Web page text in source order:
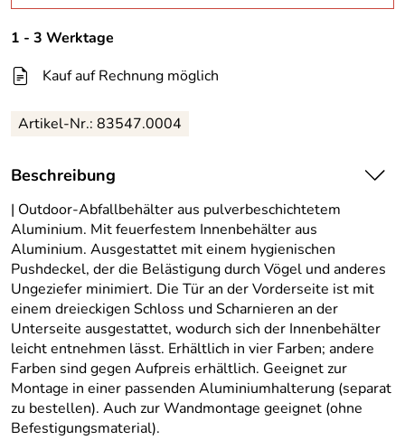
1 - 3 Werktage
Kauf auf Rechnung möglich
Artikel-Nr.: 83547.0004
Beschreibung
| Outdoor-Abfallbehälter aus pulverbeschichtetem
Aluminium. Mit feuerfestem Innenbehälter aus
Aluminium. Ausgestattet mit einem hygienischen
Pushdeckel, der die Belästigung durch Vögel und anderes
Ungeziefer minimiert. Die Tür an der Vorderseite ist mit
einem dreieckigen Schloss und Scharnieren an der
Unterseite ausgestattet, wodurch sich der Innenbehälter
leicht entnehmen lässt. Erhältlich in vier Farben; andere
Farben sind gegen Aufpreis erhältlich. Geeignet zur
Montage in einer passenden Aluminiumhalterung (separat
zu bestellen). Auch zur Wandmontage geeignet (ohne
Befestigungsmaterial).